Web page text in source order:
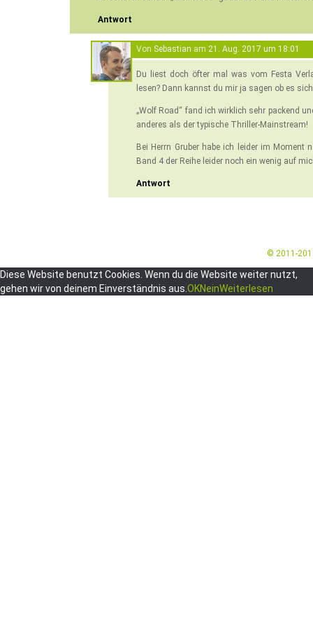
Antwort
Von Sebastian am 21. Aug. 2017 um 18:01
Du liest doch öfter mal was vom Festa
lesen? Dann kannst du mir ja sagen ob es
„Wolf Road“ fand ich wirklich sehr packend
anderes als der typische Thriller-Mainstream!
Bei Herrn Gruber habe ich leider im
Band 4 der Reihe leider noch ein wenig auf
Antwort
© 2011-
Diese Website benutzt Cookies. Wenn du die Website weiter nutzt,
gehen wir von deinem Einverständnis aus. OKNeinWeiterlesen